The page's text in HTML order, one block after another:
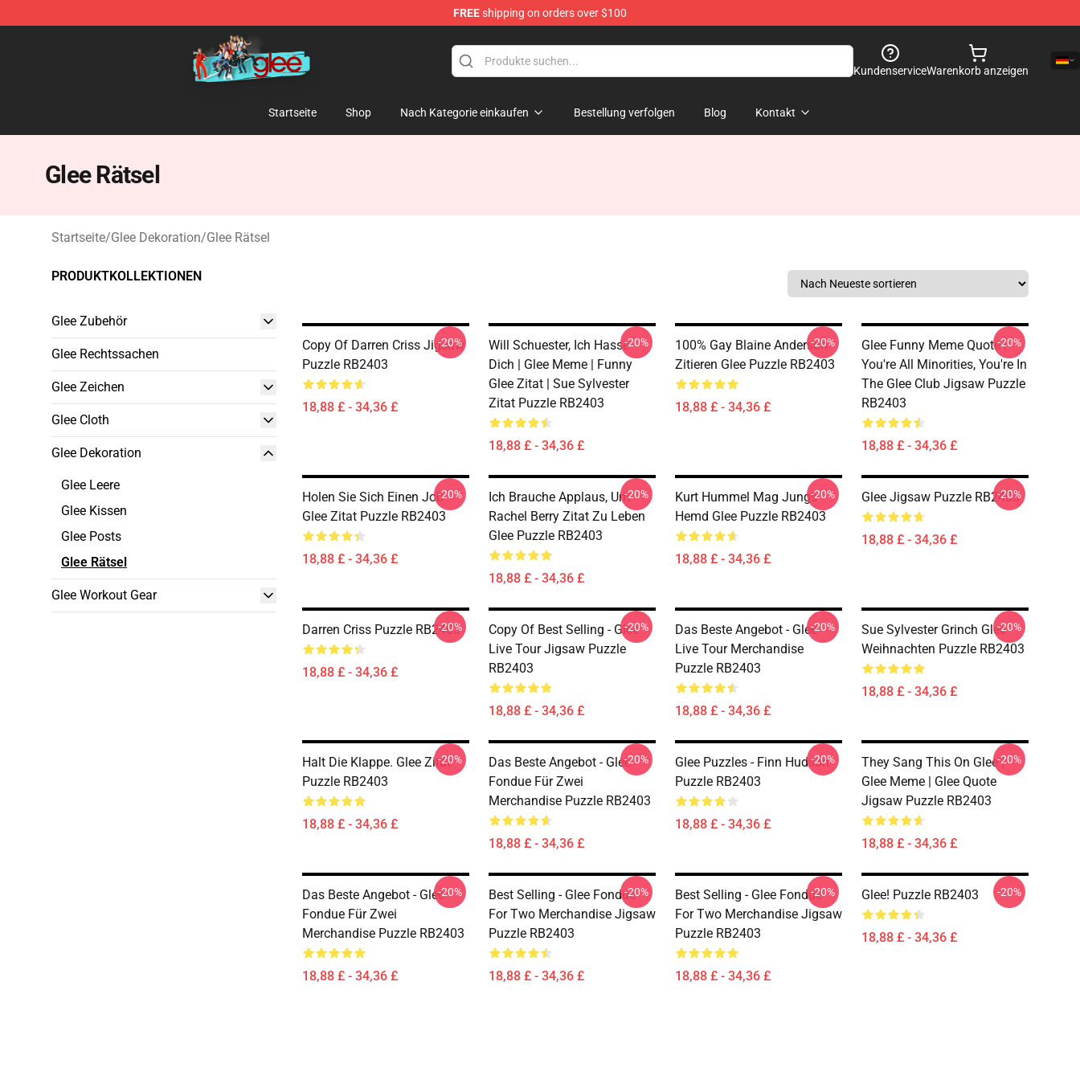
FREEshipping on orders over $100
Glee Store - Official Glee Merchandise Shop
KundenserviceWarenkorb anzeigen
Startseite Shop Nach Kategorie einkaufen Bestellung verfolgen Blog Kontakt
Glee Rätsel
Startseite/Glee Dekoration/Glee Rätsel
PRODUKTKOLLEKTIONEN
Glee Zubehör
Glee Rechtssachen
Glee Zeichen
Glee Cloth
Glee Dekoration
Glee Leere
Glee Kissen
Glee Posts
Glee Rätsel
Glee Workout Gear
Copy Of Darren Criss Jigsaw
Puzzle RB2403
18,88 £ - 34,36 £
-20%
Will Schuester, Ich Hasse
Dich | Glee Meme | Funny
Glee Zitat | Sue Sylvester
Zitat Puzzle RB2403
18,88 £ - 34,36 £
-20%
100% Gay Blaine Anderson
Zitieren Glee Puzzle RB2403
18,88 £ - 34,36 £
-20%
Glee Funny Meme Quote |
You're All Minorities, You're In
The Glee Club Jigsaw Puzzle
RB2403
18,88 £ - 34,36 £
-20%
Holen Sie Sich Einen Job
Glee Zitat Puzzle RB2403
18,88 £ - 34,36 £
-20%
Ich Brauche Applaus, Um
Rachel Berry Zitat Zu Leben
Glee Puzzle RB2403
18,88 £ - 34,36 £
-20%
Kurt Hummel Mag Jungs
Hemd Glee Puzzle RB2403
18,88 £ - 34,36 £
-20% Glee Jigsaw Puzzle RB2403
18,88 £ - 34,36 £
-20%
Darren Criss Puzzle RB2403
18,88 £ - 34,36 £
-20%
Copy Of Best Selling - Glee
Live Tour Jigsaw Puzzle
RB2403
18,88 £ - 34,36 £
-20%
Das Beste Angebot - Glee
Live Tour Merchandise
Puzzle RB2403
18,88 £ - 34,36 £
-20%
Sue Sylvester Grinch Glee
Weihnachten Puzzle RB2403
18,88 £ - 34,36 £
-20%
Halt Die Klappe. Glee Zitat
Puzzle RB2403
18,88 £ - 34,36 £
-20%
Das Beste Angebot - Glee
Fondue Für Zwei
Merchandise Puzzle RB2403
18,88 £ - 34,36 £
-20%
Glee Puzzles - Finn Hudson
Puzzle RB2403
18,88 £ - 34,36 £
-20%
They Sang This On Glee |
Glee Meme | Glee Quote
Jigsaw Puzzle RB2403
18,88 £ - 34,36 £
-20%
Das Beste Angebot - Glee
Fondue Für Zwei
Merchandise Puzzle RB2403
18,88 £ - 34,36 £
-20%
Best Selling - Glee Fondue
For Two Merchandise Jigsaw
Puzzle RB2403
18,88 £ - 34,36 £
-20%
Best Selling - Glee Fondue
For Two Merchandise Jigsaw
Puzzle RB2403
18,88 £ - 34,36 £
-20% Glee! Puzzle RB2403
18,88 £ - 34,36 £
-20%